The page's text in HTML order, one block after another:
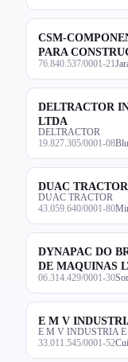
CSM-
PARA
76.840.537/0001-21
DELTRACTOR
LTDA
DELTRACTOR
19.827.305/0001-08
DUAC
DUAC TRACTOR
43.059.640/0001-80
DYNAPAC DO
DE MAQUINAS
06.314.429/0001-30
E M V
E M V INDUSTRIA
33.011.545/0001-52